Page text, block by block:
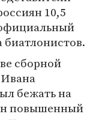
10,5
сборной
бежать на
повышенный